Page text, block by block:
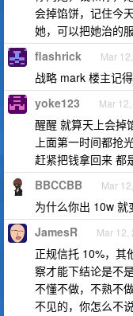
会掉馅饼，记住今
她，可以把她治的
flashrick Mar
战略 mark 楼主记
yoke123 Mar
醒醒 就算天上会掉
上面第一时间都抢
赶紧把钱拿回来 都
BBCCBB Mar
为什么你出 10w 就
JamesR Mar 12,
正规信托 10%，其
察才能下结论是不
不懂不做，不熟不
不见的，你怎么不